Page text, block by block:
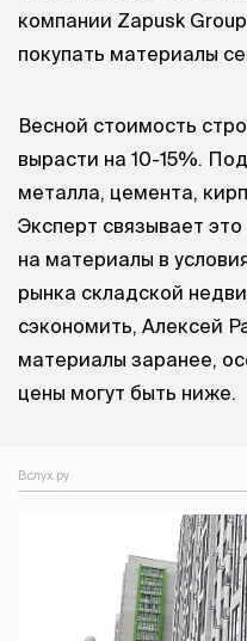
компании Zapusk
покупать материалы
Весной стоимость
вырасти на 10-15%.
металла, цемента,
Эксперт связывает
на материалы в
рынка складской
сэкономить, Алексей
материалы заранее,
цены могут быть ниже.
Вслух.ру